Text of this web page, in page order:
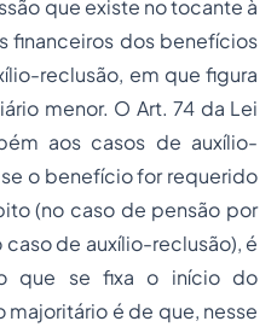
que existe no tocante à
financeiros dos benefícios
reclusão, em que figura
menor. O Art. 74 da Lei
aos casos de auxílio-
o benefício for requerido
(no caso de pensão por
caso de auxílio-reclusão), é
que se fixa o início do
é de que, nesse